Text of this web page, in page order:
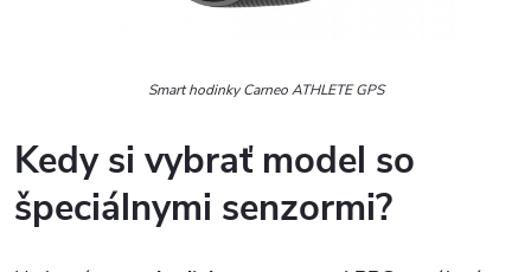
Smart hodinky Carneo ATHLETE GPS
Kedy si vybrať model so
špeciálnymi senzormi?